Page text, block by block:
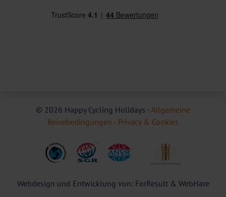
© 2026 Happy Cycling Holidays -Allgemeine
Reisebedingungen - Privacy & Cookies
Webdesign und Entwicklung von: ForResult & WebHare